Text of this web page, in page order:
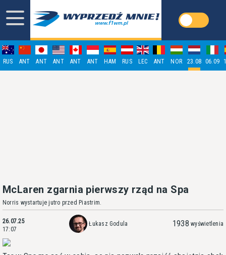
RUS ANT ANT ANT ANT ANT HAM RUS LEC ANT NOR 23.08 06.09
McLaren zgarnia pierwszy rząd na Spa
Norris wystartuje jutro przed Piastrim.
26.07.25
17:07
Łukasz Godula 1938 wyświetlenia